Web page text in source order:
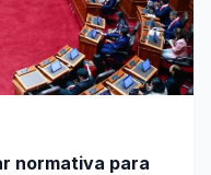
normativa para